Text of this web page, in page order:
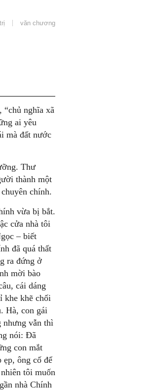
văn chương
nghĩa xã
ai yêu
mà đất nước
Thư
thành một
chính.
vừa bị bắt.
cửa nhà tôi
– biết
đã quá thất
ra đứng ở
mời bào
cái dáng
khe khẽ chối
Hà, con gái
nhưng vẫn thì
nói: Đã
con mắt
ẹp, ông cố để
tôi muốn
nhà Chính